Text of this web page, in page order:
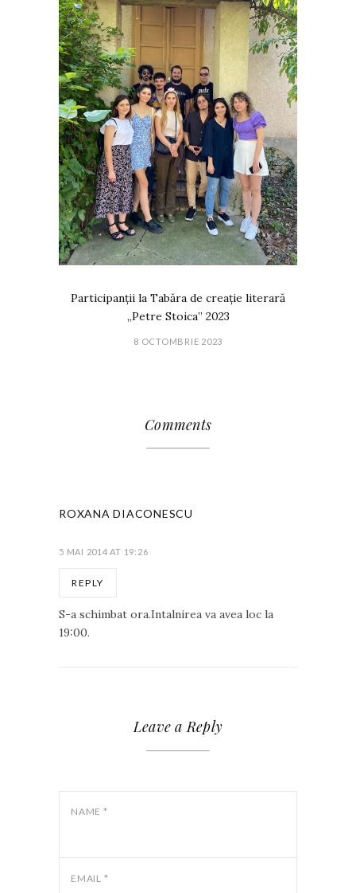
Participanții la Tabăra de creație literară
„Petre Stoica” 2023
8 OCTOMBRIE 2023
Comments
ROXANA DIACONESCU
5 MAI 2014 AT 19:26
REPLY
S-a schimbat ora.Intalnirea va avea loc la
19:00.
Leave a Reply
NAME *
EMAIL *